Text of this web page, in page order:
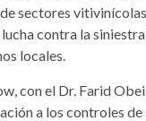
sectores
contra la
locales.
con el Dr. Farid
a los controles de